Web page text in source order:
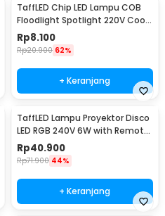
TaffLED Chip LED Lampu COB
Floodlight Spotlight 220V Cool
White 6000K 50W - COB4060-
AC220-50
Rp8.100
Rp20.900 62%
+ Keranjang
TaffLED Lampu Proyektor Disco
LED RGB 240V 6W with Remote
Control - CY-LV-RG
Rp40.900
Rp71.900 44%
+ Keranjang